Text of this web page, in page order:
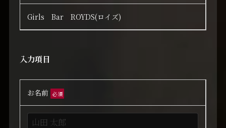
Girls Bar ROYDS(ロイズ)
入力項目
お名前 必須